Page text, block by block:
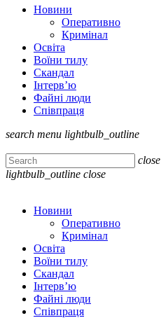
Новини
Оперативно
Кримінал
Освіта
Воїни тилу
Скандал
Інтерв’ю
Файні люди
Співпраця
search menu lightbulb_outline
close
lightbulb_outline close
Новини
Оперативно
Кримінал
Освіта
Воїни тилу
Скандал
Інтерв’ю
Файні люди
Співпраця